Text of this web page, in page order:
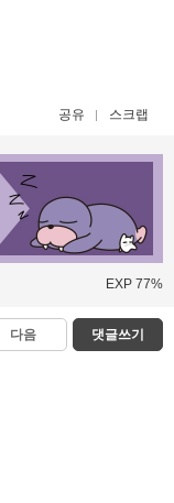
공유 스크랩
EXP 77%
다음 댓글쓰기